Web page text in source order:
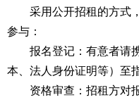
采用公开招租的方式
参与：
报名登记：有意者请
本、法人身份证明等）至
资格审查：招租方对